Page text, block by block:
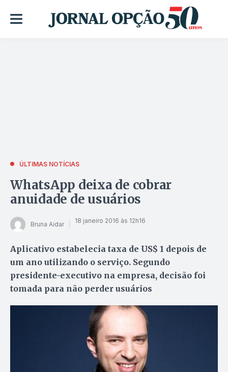
ÚLTIMAS NOTÍCIAS
WhatsApp deixa de cobrar
anuidade de usuários
Bruna Aidar 18 janeiro 2016 às 12h16
Aplicativo estabelecia taxa de US$ 1 depois de
um ano utilizando o serviço. Segundo
presidente-executivo na empresa, decisão foi
tomada para não perder usuários